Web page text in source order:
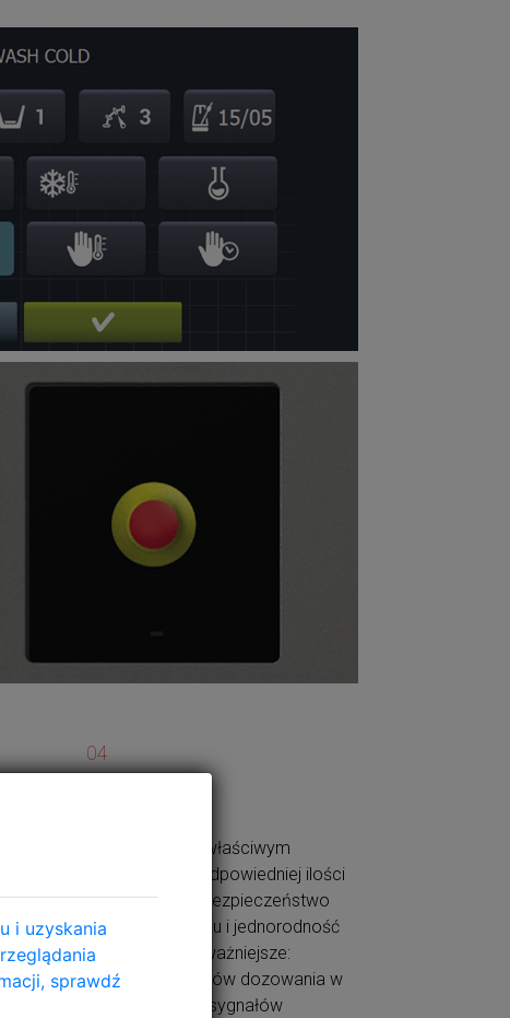
ludzi:
04
Dozowanie we właściwym
momencie i w odpowiedniej ilości
zapewnia nam bezpieczeństwo
podczas procesu i jednorodność
wyniku. I co najważniejsze:
spokój. 8 sygnałów dozowania w
standardzie + 6 sygnałów
i uzyskania
sprawdź